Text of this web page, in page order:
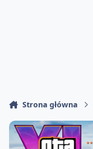
Strona główna